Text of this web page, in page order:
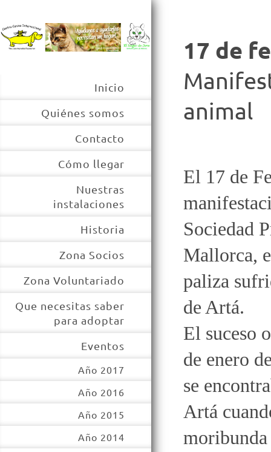
Inicio
Quiénes somos
Contacto
Cómo llegar
Nuestras
instalaciones
Historia
Zona Socios
Zona Voluntariado
Que necesitas saber
para adoptar
Eventos
Año 2017
Año 2016
Año 2015
Año 2014
17 de
animal
El 17 de
Sociedad
Mallorca,
paliza
de Artá.
El suceso
de enero
se
Artá